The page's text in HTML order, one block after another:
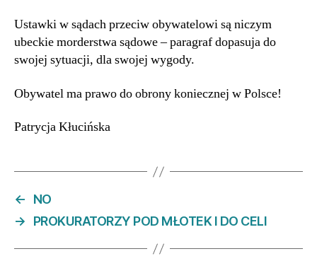
Ustawki w sądach przeciw obywatelowi są niczym
ubeckie morderstwa sądowe – paragraf dopasuja do
swojej sytuacji, dla swojej wygody.
Obywatel ma prawo do obrony koniecznej w Polsce!
Patrycja Kłucińska
←
NO
→
PROKURATORZY POD MŁOTEK I DO CELI